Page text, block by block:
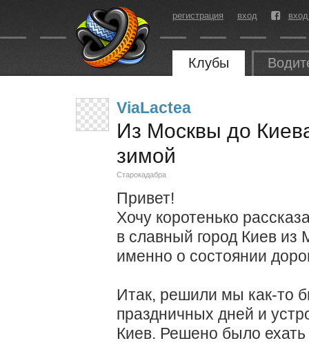
регистрация вход
Клубы
ViaLactea
Из Москвы до
зимой
Старокадабра
Привет!
Хочу коротенько
в славный город Киев из
именно о состоянии
Итак, решили мы как-то
праздничных дней и
Киев. Решено было ехать